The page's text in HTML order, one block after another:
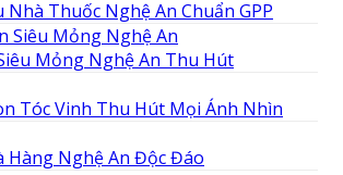
Nhà Thuốc Nghệ An Chuẩn GPP
Mỏng Nghệ An Thu Hút
Tóc Vinh Thu Hút Mọi Ánh Nhìn
Hàng Nghệ An Độc Đáo